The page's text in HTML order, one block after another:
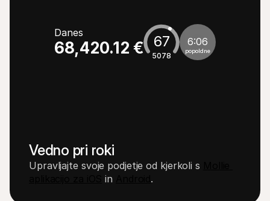
Danes
68,420.12 € 67
5078
6:06
popoldne
Vedno pri roki
Upravljajte svoje podjetje od kjerkoli s
in .